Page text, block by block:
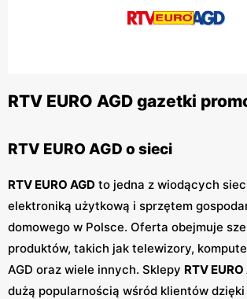
RTV EURO AGD gazetki
RTV EURO AGD o sieci
RTV EURO AGD to jedna z wiodących
elektroniką użytkową i sprzętem
domowego w Polsce. Oferta obejmuje
produktów, takich jak telewizory,
AGD oraz wiele innych. Sklepy RTV EURO
dużą popularnością wśród klientów